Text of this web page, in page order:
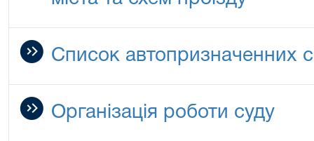
Список автопризначенних
Організація роботи суду